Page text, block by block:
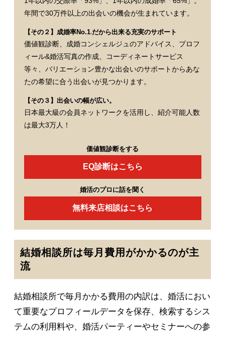
年間で30万件以上の出会いの機会が生まれています。
【その２】成婚率No.1※だから出来る充実のサポート
価値観診断、成婚コンシェルジュのアドバイス、プロフ
ィール&婚活写真の作成、コーディネートサービス
等々、バリエーション豊かな出会いのサポートからあな
たの希望に合う出会いが見つかります。
【その３】出会いの幅が広い。
日本最大級の会員ネットワークを活用し、紹介可能人数
は最大3万人！
価値観診断をする
EQ診断はこちら
婚活のプロに話を聞く
無料来店相談はこちら
結婚相談所は毎月費用がかかるのが主
流
結婚相談所で毎月かかる費用の内訳は、婚活におい
て重要なプロフィールデータを保存、検索するシス
テムの利用料や、婚活パーティーやセミナーへの参